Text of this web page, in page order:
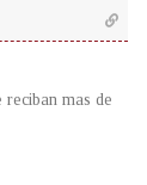
mas de